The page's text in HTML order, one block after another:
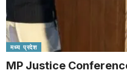
मध्य प्रदेश
MP Justice Conference :